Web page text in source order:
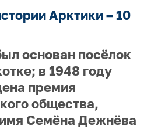
Арктики – 10
основан посёлок
в 1948 году
премия
общества,
Семёна Дежнёва